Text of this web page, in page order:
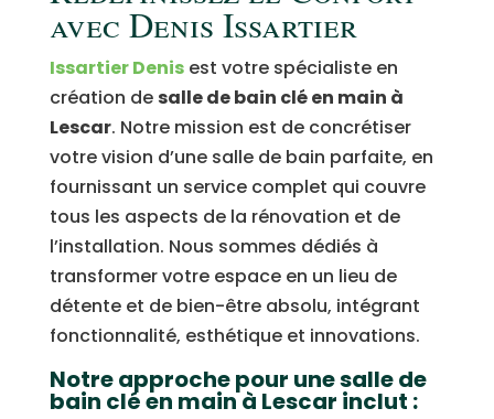
avec Denis Issartier
Issartier Denisest votre spécialiste en
création de salle de bain clé en main à
Lescar. Notre mission est de concrétiser
votre vision d’une salle de bain parfaite, en
fournissant un service complet qui couvre
tous les aspects de la rénovation et de
l’installation. Nous sommes dédiés à
transformer votre espace en un lieu de
détente et de bien-être absolu, intégrant
fonctionnalité, esthétique et innovations.
Notre approche pour une salle de
bain clé en main à Lescar inclut :